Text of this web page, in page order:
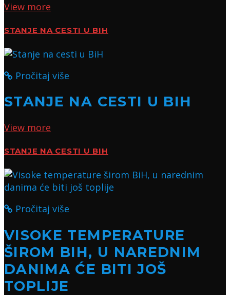
View more
STANJE NA CESTI U BIH
Pročitaj više
STANJE NA CESTI U BIH
View more
STANJE NA CESTI U BIH
Pročitaj više
VISOKE TEMPERATURE
ŠIROM BIH, U NAREDNIM
DANIMA ĆE BITI JOŠ
TOPLIJE